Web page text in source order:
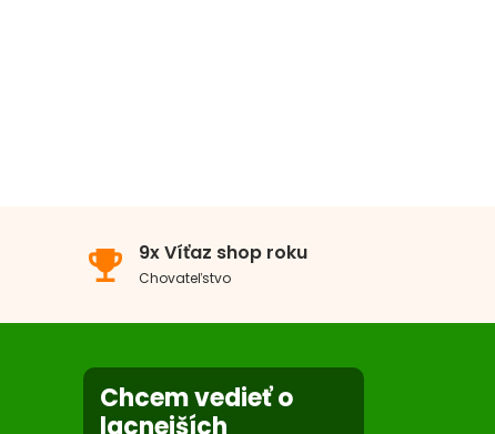
emoji_events 9x Víťaz shop roku
Chovateľstvo
Chcem vedieť o
lacnejších